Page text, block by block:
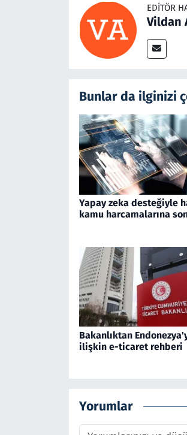
EDITÖR
Vildan
Bunlar da ilginizi
Yapay zeka desteğiyle
kamu harcamalarına
Bakanlıktan
ilişkin e-ticaret rehberi
Yorumlar